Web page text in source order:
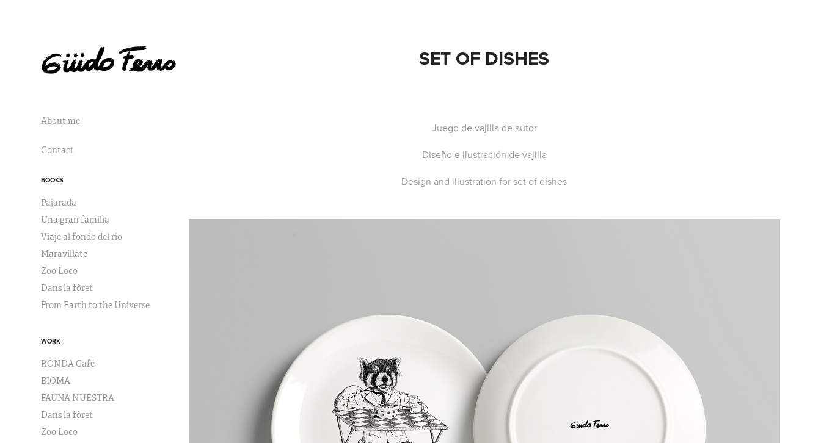
About me
Contact
BOOKS
Pajarada
Una gran familia
Viaje al fondo del río
Maravíllate
Zoo Loco
Dans la fôret
From Earth to the Universe
WORK
RONDA Café
BIOMA
FAUNA NUESTRA
Dans la fôret
Zoo Loco
SET OF DISHES
Juego de vajilla de autor
Diseño e ilustración de vajilla
Design and illustration for set of dishes